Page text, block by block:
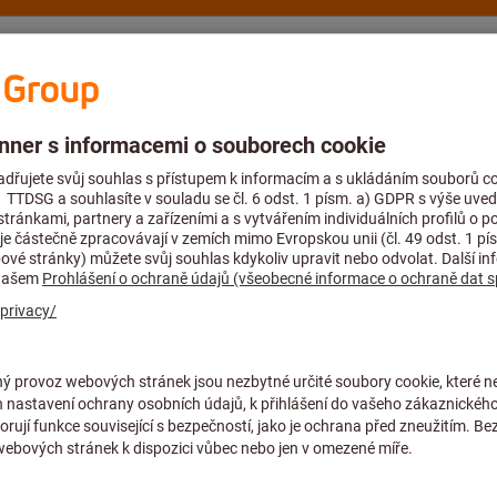
a podpora
NA SVÉM MÍSTĚ?
vložky z tvrzené pěny přesně podle tvaru nářadí.Zvolte si
se rozhodněte pro levnější 2D variantu s jednou
do posledního haléře. Součástí našeho řešení je